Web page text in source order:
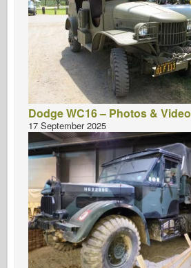
Dodge WC16 – Photos & Video
17 September 2025